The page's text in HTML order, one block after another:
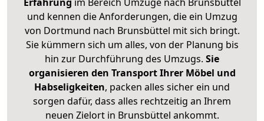
und kennen die Anforderungen, die ein Umzug
von Dortmund nach Brunsbüttel mit sich bringt.
Sie kümmern sich um alles, von der Planung bis
hin zur Durchführung des Umzugs. Sie
organisieren den Transport Ihrer Möbel und
Habseligkeiten, packen alles sicher ein und
sorgen dafür, dass alles rechtzeitig an Ihrem
neuen Zielort in Brunsbüttel ankommt.